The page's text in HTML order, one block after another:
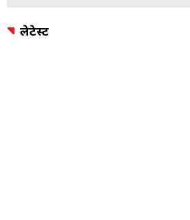
लेटेस्ट